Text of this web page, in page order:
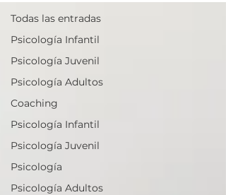
Todas las entradas
Psicología Infantil
Psicología Juvenil
Psicología Adultos
Coaching
Psicología Infantil
Psicología Juvenil
Psicología
Psicología Adultos